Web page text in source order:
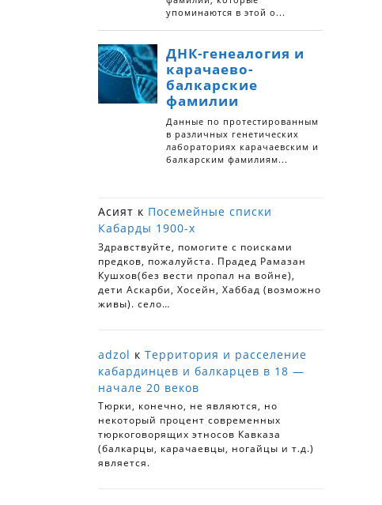
Асият к Посемейные списки
Кабарды 1900-х
Здравствуйте, помогите с поисками
предков, пожалуйста. Прадед Рамазан
Кушхов(без вести пропал на войне),
дети Аскарби, Хосейн, Хаббад (возможно
живы). село…
adzol к Территория и расселение
кабардинцев и балкарцев в 18 —
начале 20 веков
Тюрки, конечно, не являются, но
некоторый процент современных
тюркоговорящих этносов Кавказа
(балкарцы, карачаевцы, ногайцы и т.д.)
является.